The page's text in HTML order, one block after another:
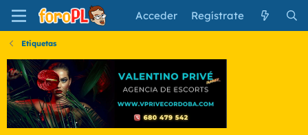
Acceder Regístrate
Etiquetas